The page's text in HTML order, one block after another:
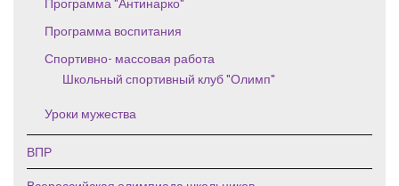
Программа "Антинарко"
Программа воспитания
Спортивно- массовая работа
Школьный спортивный клуб "Олимп"
Уроки мужества
ВПР